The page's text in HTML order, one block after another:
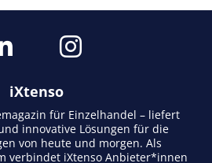
iXtenso
für Einzelhandel – liefert
innovative Lösungen für die
von heute und morgen. Als
verbindet iXtenso Anbieter*innen